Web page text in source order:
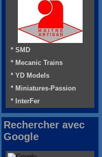
* SMD
* Mecanic Trains
* YD Models
* Miniatures-Passion
* InterFer
Rechercher avec
Google